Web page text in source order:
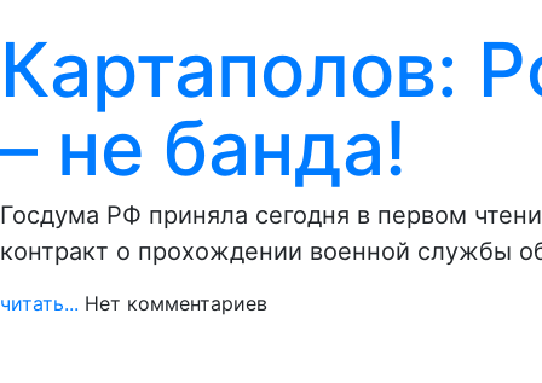
Картаполов:
– не банда!
Госдума РФ приняла сегодня в первом
контракт о прохождении военной службы
читать... Нет комментариев